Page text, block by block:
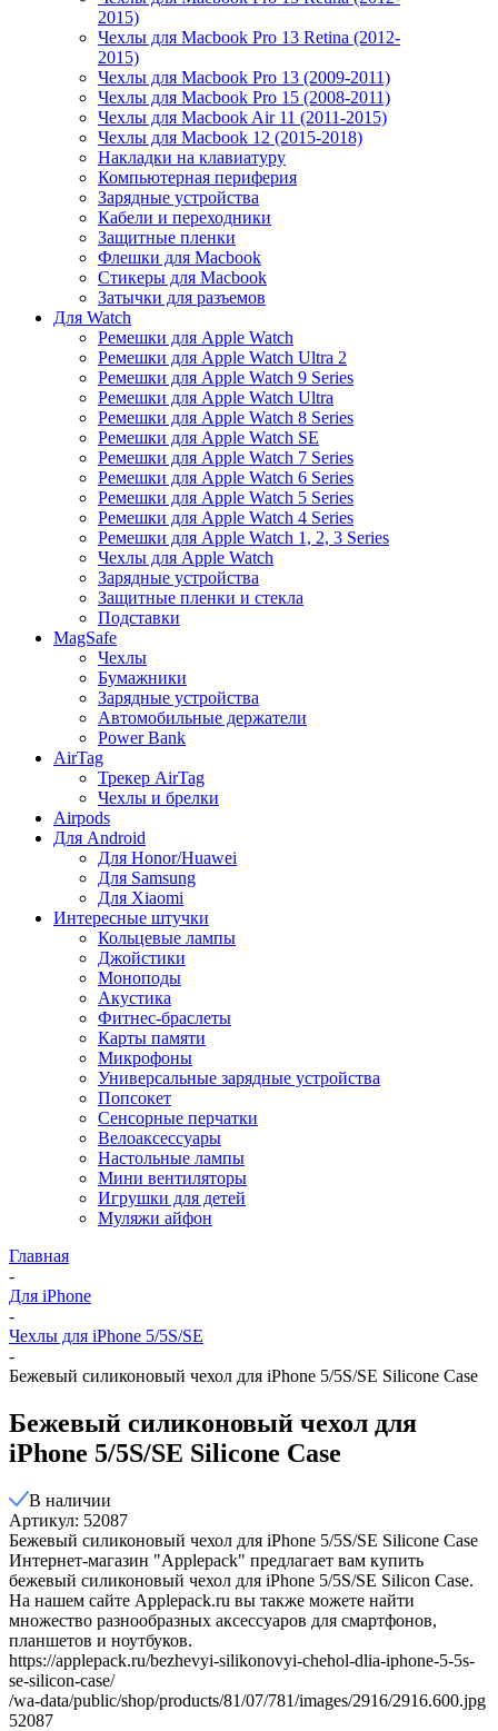
2015)
Чехлы для Macbook Pro 13 Retina (2012-
2015)
Чехлы для Macbook Pro 13 (2009-2011)
Чехлы для Macbook Pro 15 (2008-2011)
Чехлы для Macbook Air 11 (2011-2015)
Чехлы для Macbook 12 (2015-2018)
Накладки на клавиатуру
Компьютерная периферия
Зарядные устройства
Кабели и переходники
Защитные пленки
Флешки для Macbook
Стикеры для Macbook
Затычки для разъемов
Для Watch
Ремешки для Apple Watch
Ремешки для Apple Watch Ultra 2
Ремешки для Apple Watch 9 Series
Ремешки для Apple Watch Ultra
Ремешки для Apple Watch 8 Series
Ремешки для Apple Watch SE
Ремешки для Apple Watch 7 Series
Ремешки для Apple Watch 6 Series
Ремешки для Apple Watch 5 Series
Ремешки для Apple Watch 4 Series
Ремешки для Apple Watch 1, 2, 3 Series
Чехлы для Apple Watch
Зарядные устройства
Защитные пленки и стекла
Подставки
MagSafe
Чехлы
Бумажники
Зарядные устройства
Автомобильные держатели
Power Bank
AirTag
Трекер AirTag
Чехлы и брелки
Airpods
Для Android
Для Honor/Huawei
Для Samsung
Для Xiaomi
Интересные штучки
Кольцевые лампы
Джойстики
Моноподы
Акустика
Фитнес-браслеты
Карты памяти
Микрофоны
Универсальные зарядные устройства
Попсокет
Сенсорные перчатки
Велоаксессуары
Настольные лампы
Мини вентиляторы
Игрушки для детей
Муляжи айфон
Главная
-
Для iPhone
-
Чехлы для iPhone 5/5S/SE
-
Бежевый силиконовый чехол для iPhone 5/5S/SE Silicone Case
Бежевый силиконовый чехол для
iPhone 5/5S/SE Silicone Case
В наличии
Артикул: 52087
Бежевый силиконовый чехол для iPhone 5/5S/SE Silicone Case
Интернет-магазин "Applepack" предлагает вам купить
бежевый силиконовый чехол для iPhone 5/5S/SE Silicon Case.
На нашем сайте Applepack.ru вы также можете найти
множество разнообразных аксессуаров для смартфонов,
планшетов и ноутбуков.
https://applepack.ru/bezhevyi-silikonovyi-chehol-dlia-iphone-5-5s-
se-silicon-case/
/wa-data/public/shop/products/81/07/781/images/2916/2916.600.jpg
52087